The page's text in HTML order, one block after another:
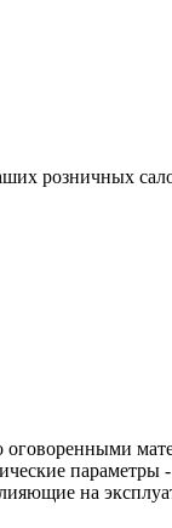
розничных
оговоренными
на